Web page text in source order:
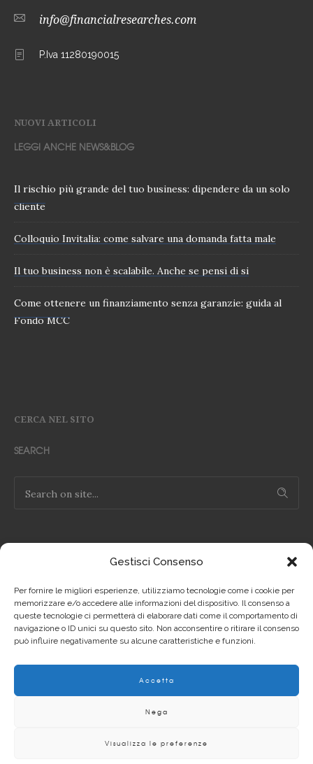
Gestisci Consenso
Per fornire le migliori esperienze, utilizziamo tecnologie come i cookie per
memorizzare e/o accedere alle informazioni del dispositivo. Il consenso a
queste tecnologie ci permetterà di elaborare dati come il comportamento di
navigazione o ID unici su questo sito. Non acconsentire o ritirare il consenso
può influire negativamente su alcune caratteristiche e funzioni.
Accetta
Nega
Visualizza le preferenze
info@financialresearches.com
P.Iva 11280190015
NUOVI ARTICOLI
LEGGI ANCHE NEWS&BLOG
Il rischio più grande del tuo business: dipendere da un solo
cliente
Colloquio Invitalia: come salvare una domanda fatta male
Il tuo business non è scalabile. Anche se pensi di si
Come ottenere un finanziamento senza garanzie: guida al
Fondo MCC
CERCA NEL SITO
SEARCH
Privacy Policy IT
Privacy Policy EN
Cookie Policy EN